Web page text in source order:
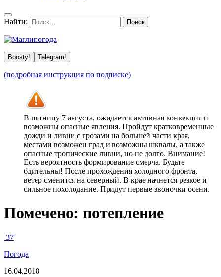
Найти:
Boosty! Telegram!
(подробная инструкция по подписке)
В пятницу 7 августа, ожидается активная конвекция и
возможны опасные явления. Пройдут кратковременные
дожди и ливни с грозами на большей части края,
местами возможен град и возможны шквалы, а также
опасные тропические ливни, но не долго. Внимание!
Есть вероятность формирование смерча. Будьте
бдительны! После прохождения холодного фронта,
ветер сменится на северный. В крае начнется резкое и
сильное похолодание. Придут первые звоночки осени.
Помечено: потепление
37
Погода
16.04.2018